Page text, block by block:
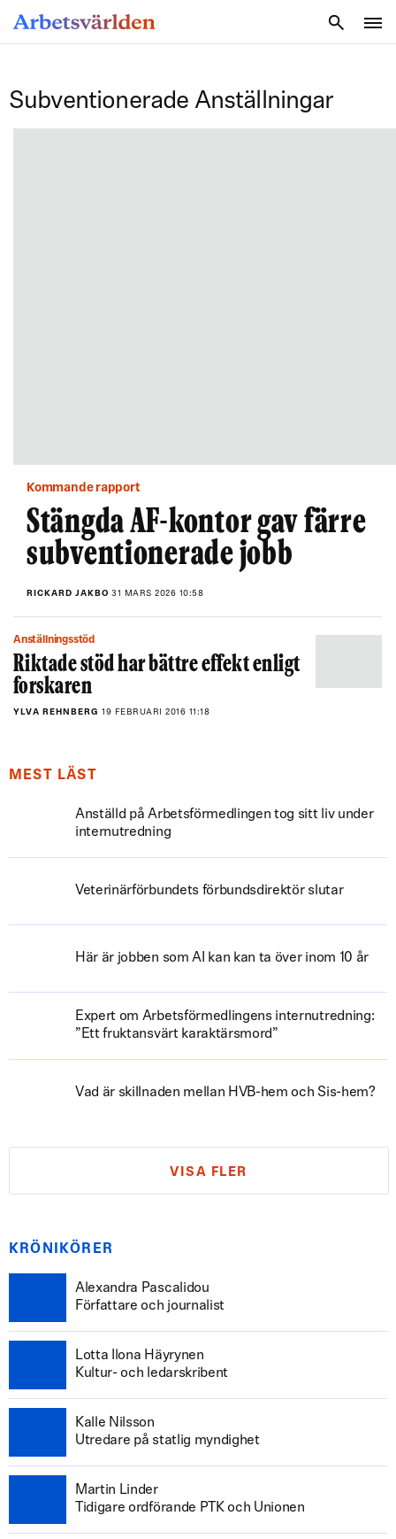
Subventionerade Anställningar
Kommande rapport
Stängda AF-kontor gav färre
subventionerade jobb
RICKARD JAKBO 31 MARS 2026 10:58
Anställningsstöd
Riktade stöd har bättre effekt enligt
forskaren
YLVA REHNBERG 19 FEBRUARI 2016 11:18
MEST LÄST
Anställd på Arbetsförmedlingen tog sitt liv under
internutredning
Veterinärförbundets förbundsdirektör slutar
Här är jobben som AI kan kan ta över inom 10 år
Expert om Arbetsförmedlingens internutredning:
”Ett fruktansvärt karaktärsmord”
Vad är skillnaden mellan HVB-hem och Sis-hem?
VISA FLER
KRÖNIKÖRER
Alexandra Pascalidou
Författare och journalist
Lotta Ilona Häyrynen
Kultur- och ledarskribent
Kalle Nilsson
Utredare på statlig myndighet
Martin Linder
Tidigare ordförande PTK och Unionen